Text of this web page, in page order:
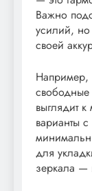
Важно
усилий, но
своей
Например,
свободные
выглядит
варианты с
для
зеркала —